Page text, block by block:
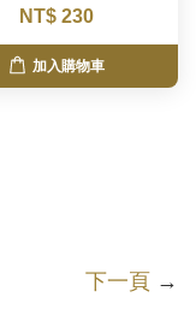
NT$ 230
加入購物車
下一頁 →